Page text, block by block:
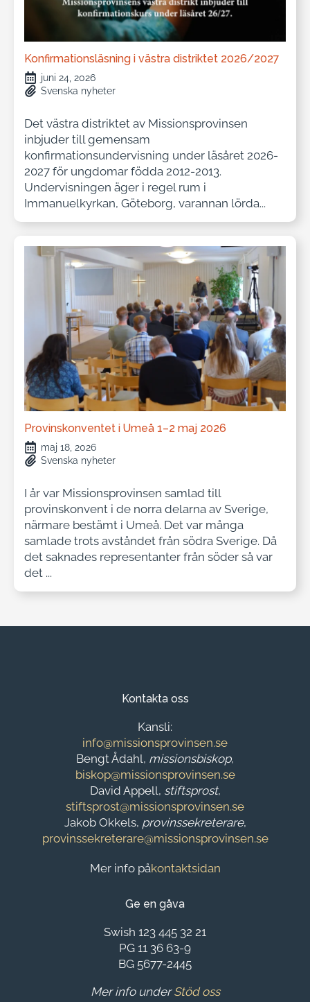
Konfirmationsläsning i västra distriktet 2026/2027
juni 24, 2026
Svenska nyheter
Det västra distriktet av Missionsprovinsen
inbjuder till gemensam
konfirmationsundervisning under läsåret 2026-
2027 för ungdomar födda 2012-2013.
Undervisningen äger i regel rum i
Immanuelkyrkan, Göteborg, varannan lörda...
Provinskonventet i Umeå 1–2 maj 2026
maj 18, 2026
Svenska nyheter
I år var Missionsprovinsen samlad till
provinskonvent i de norra delarna av Sverige,
närmare bestämt i Umeå. Det var många
samlade trots avståndet från södra Sverige. Då
det saknades representanter från söder så var
det ...
Kontakta oss
Kansli:
info@missionsprovinsen.se
Bengt Ådahl, missionsbiskop,
biskop@missionsprovinsen.se
David Appell, stiftsprost,
stiftsprost@missionsprovinsen.se
Jakob Okkels, provinssekreterare,
provinssekreterare@missionsprovinsen.se
Mer info påkontaktsidan
Ge en gåva
Swish 123 445 32 21
PG 11 36 63-9
BG 5677-2445
Mer info underStöd oss